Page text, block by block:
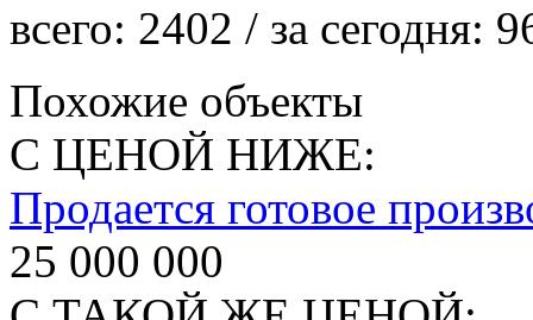
всего: 2402 / за сегодня:
Похожие объекты
С ЦЕНОЙ НИЖЕ:
Продается готовое
25 000 000